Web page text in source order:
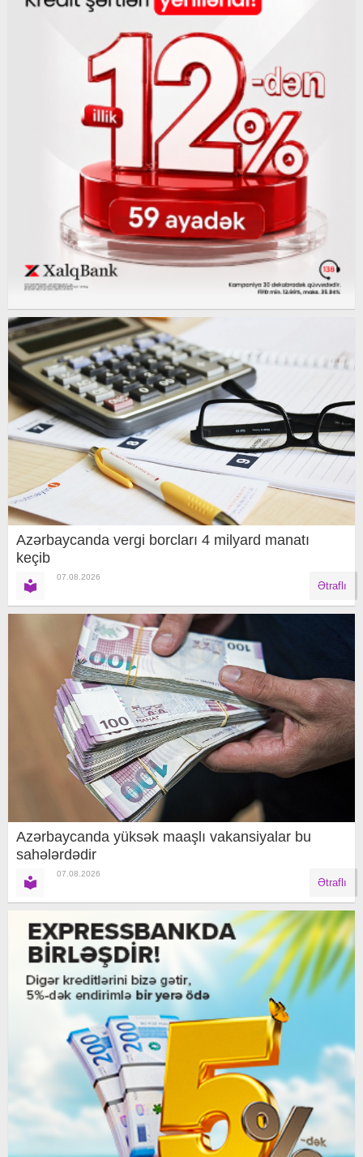
Azərbaycanda vergi borcları 4 milyard manatı
keçib
07.08.2026
Ətraflı
Azərbaycanda yüksək maaşlı vakansiyalar bu
sahələrdədir
07.08.2026
Ətraflı